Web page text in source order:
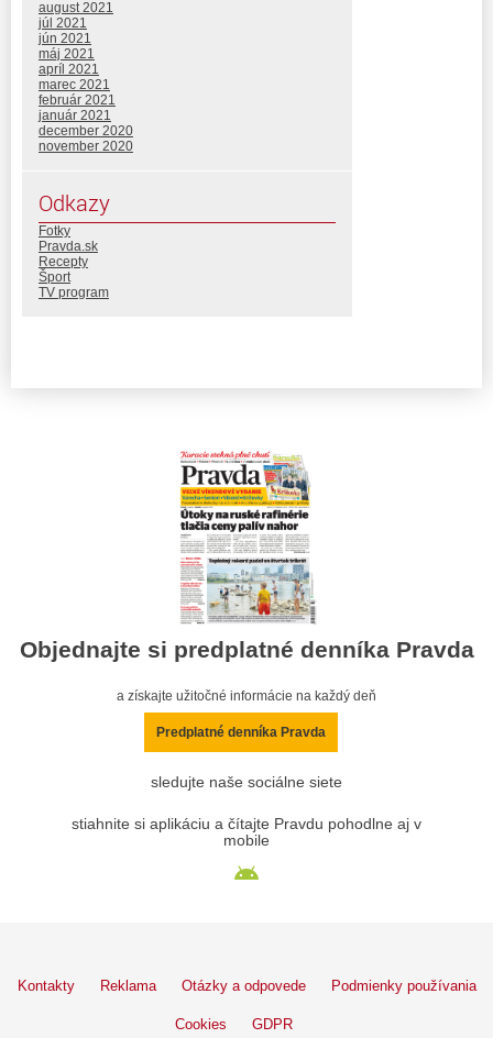
august 2021
júl 2021
jún 2021
máj 2021
apríl 2021
marec 2021
február 2021
január 2021
december 2020
november 2020
Odkazy
Fotky
Pravda.sk
Recepty
Šport
TV program
Objednajte si predplatné denníka Pravda
a získajte užitočné informácie na každý deň
Predplatné denníka Pravda
sledujte naše sociálne siete
stiahnite si aplikáciu a čítajte Pravdu pohodlne aj v
mobile
Kontakty Reklama Otázky a odpovede Podmienky používania
Cookies GDPR